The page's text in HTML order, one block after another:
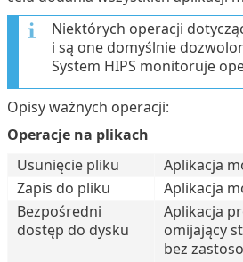
Niektórych operacji
i są one domyślnie
System HIPS monitoruje
Opisy ważnych operacji:
Operacje na plikach
Usunięcie pliku
Aplikacja
Zapis do pliku
Aplikacja
Bezpośredni
dostęp do dysku
Aplikacja
omijający
bez